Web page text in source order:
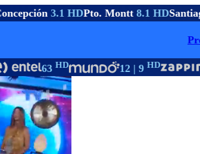
3.1 HDPto. Montt8.1 HD
63HD 12 | 9HD